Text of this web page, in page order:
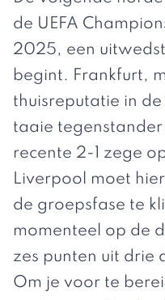
de UEFA
2025, een
begint. Frankfurt,
thuisreputatie in
taaie
recente 2-1 zege
Liverpool moet
de groepsfase te
momenteel op de
zes punten uit drie
Om je voor te